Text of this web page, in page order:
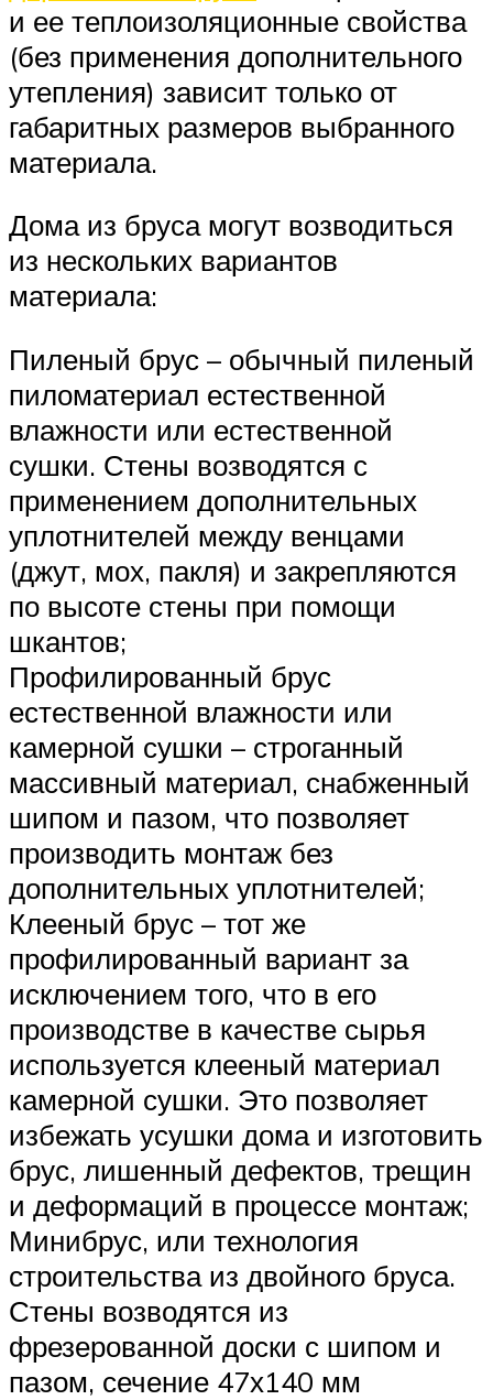
и ее теплоизоляционные свойства
(без применения дополнительного
утепления) зависит только от
габаритных размеров выбранного
материала.
Дома из бруса могут возводиться
из нескольких вариантов
материала:
Пиленый брус – обычный пиленый
пиломатериал естественной
влажности или естественной
сушки. Стены возводятся с
применением дополнительных
уплотнителей между венцами
(джут, мох, пакля) и закрепляются
по высоте стены при помощи
шкантов;
Профилированный брус
естественной влажности или
камерной сушки – строганный
массивный материал, снабженный
шипом и пазом, что позволяет
производить монтаж без
дополнительных уплотнителей;
Клееный брус – тот же
профилированный вариант за
исключением того, что в его
производстве в качестве сырья
используется клееный материал
камерной сушки. Это позволяет
избежать усушки дома и изготовить
брус, лишенный дефектов, трещин
и деформаций в процессе монтаж;
Минибрус, или технология
строительства из двойного бруса.
Стены возводятся из
фрезерованной доски с шипом и
пазом, сечение 47х140 мм